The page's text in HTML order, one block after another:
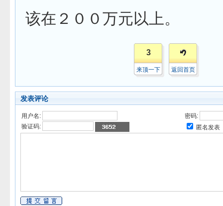
该在２００万元以上。
3
来顶一下 返回首页
发表评论
用户名:
密码:
验证码:
匿名发表